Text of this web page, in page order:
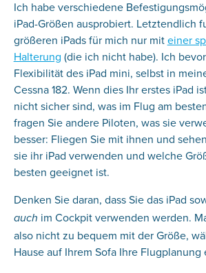
Ich habe verschiedene
iPad-Größen ausprobiert. Letztendlich
größeren iPads für mich nur miteiner
Halterung (die ich nicht habe). Ich
Flexibilität des iPad mini, selbst in
Cessna 182. Wenn dies Ihr erstes iPad
nicht sicher sind, was im Flug am
fragen Sie andere Piloten, was sie
besser: Fliegen Sie mit ihnen und
sie ihr iPad verwenden und welche
besten geeignet ist.
Denken Sie daran, dass Sie das iPad
auch im Cockpit verwenden werden.
also nicht zu bequem mit der Größe,
Hause auf Ihrem Sofa Ihre Flugplanung